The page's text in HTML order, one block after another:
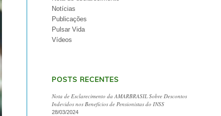
Notícias
Publicações
Pulsar Vida
Vídeos
POSTS RECENTES
Nota de Esclarecimento da AMARBRASIL Sobre Descontos
Indevidos nos Benefícios de Pensionistas do INSS
28/03/2024